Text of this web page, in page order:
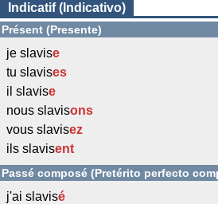
Indicatif (Indicativo)
Présent (Presente)
je slavise
tu slavises
il slavise
nous slavisons
vous slavisez
ils slavisent
Passé composé (Pretérito perfecto
j'ai slavisé